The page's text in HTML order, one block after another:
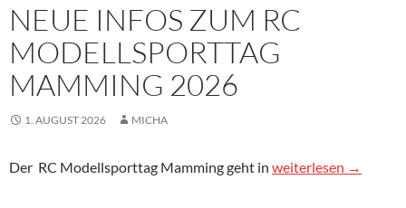
NEUE INFOS ZUM RC
MODELLSPORTTAG
MAMMING 2026
1. AUGUST 2026 MICHA
Der RC Modellsporttag Mamming geht in Neue Infos zum RC
weiterlesen →